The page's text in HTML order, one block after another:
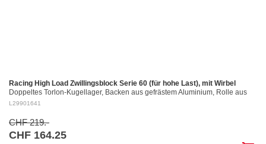
Racing High Load Zwillingsblock Serie 60 (für hohe Last), mit Wirbel
Doppeltes Torlon-Kugellager, Backen aus gefrästem Aluminium, Rolle aus
gefrästem Aluminium Ø 60 mm. Aluminiumrollen: ø 60 mm Für Tau bis: ø 12
L29901641
CHF 219.-
CHF 164.25